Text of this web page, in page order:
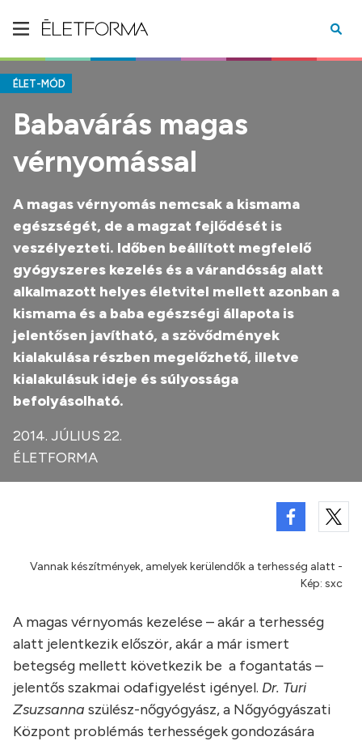
ÉLET-MÓD
Babavárás magas
vérnyomással
A magas vérnyomás nemcsak a kismama
egészségét, de a magzat fejlődését is
veszélyezteti. Időben beállított megfelelő
gyógyszeres kezelés és a várandósság alatt
alkalmazott helyes életvitel mellett azonban a
kismama és a baba egészségi állapota is
jelentősen javítható, a szövődmények
kialakulása részben megelőzhető, illetve
kialakulásuk ideje és súlyossága
befolyásolható.
2014. JÚLIUS 22.
ÉLETFORMA
Vannak készítmények, amelyek kerülendők a terhesség alatt -
Kép: sxc
A magas vérnyomás kezelése – akár a terhesség
alatt jelentkezik először, akár a már ismert
betegség mellett következik be a fogantatás –
jelentős szakmai odafigyelést igényel. Dr. Turi
Zsuzsanna szülész-nőgyógyász, a Nőgyógyászati
Központ problémás terhességek gondozására